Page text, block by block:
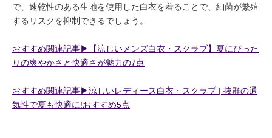
で、速乾性のある生地を使用した白衣を着ることで、細菌が繁殖
するリスクを抑制できるでしょう。
おすすめ関連記事▶︎【涼しいメンズ白衣・スクラブ】夏にぴった
りの爽やかさと快適さが魅力の7点
おすすめ関連記事▶︎涼しいレディース白衣・スクラブ | 抜群の通
気性で夏も快適に!おすすめ5点